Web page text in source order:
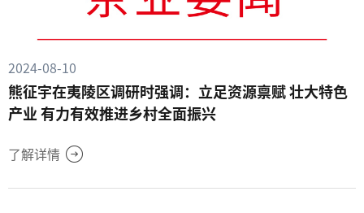
2024-08-10
熊征宇在夷陵区调研时强调：立足资源禀赋 壮大特色
产业 有力有效推进乡村全面振兴
了解详情